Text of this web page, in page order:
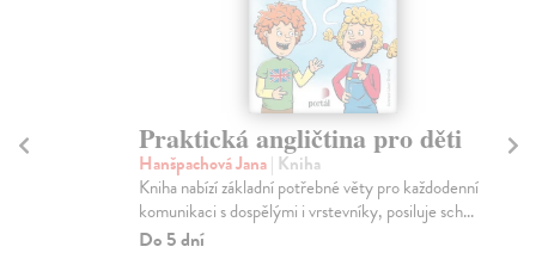
Praktická angličtina pro děti
Hanšpachová Jana| Kniha
Kniha nabízí základní potřebné věty pro každodenní
komunikaci s dospělými i vrstevníky, posiluje sch...